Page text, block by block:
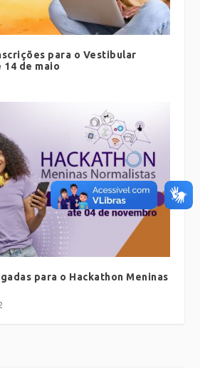
para o Vestibular
14 de maio
para o Hackathon Meninas